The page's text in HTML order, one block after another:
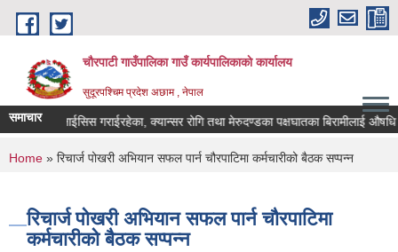
Skip to main content
चौरपाटी गाउँपालिका गाउँ कार्यपालिकाकाे कार्यालय
सुदूरपश्चिम प्रदेश अछाम , नेपाल
समाचार
डायलाईसिस गराईरहेका, क्यान्सर रोगि तथा मेरुदण्डका पक्षघातका बिरामीलाई औषधि
You are here
Home » रिचार्ज पोखरी अभियान सफल पार्न चौरपाटिमा कर्मचारीको बैठक सप्पन्न
रिचार्ज पोखरी अभियान सफल पार्न चौरपाटिमा
कर्मचारीको बैठक सप्पन्न